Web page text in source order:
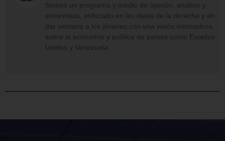
Somos un programa y medio de opinión, análisis y
entrevistas, enfocado en las ideas de la derecha y en
dar ventana a los jóvenes con una visión innovadora
sobre la economía y política de países como Estados
Unidos y Venezuela.